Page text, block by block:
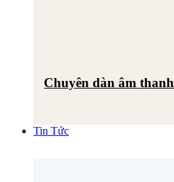
Chuyên dàn âm
Tin Tức